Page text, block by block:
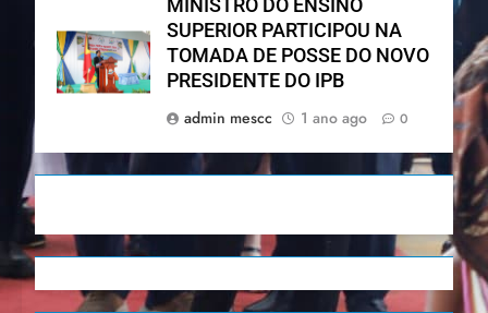
MINISTRO DO ENSINO
SUPERIOR PARTICIPOU NA
TOMADA DE POSSE DO NOVO
PRESIDENTE DO IPB
admin mescc
1 ano ago 0